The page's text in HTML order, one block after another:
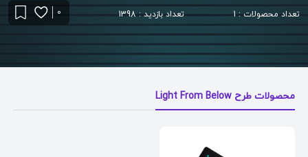
تعداد محصولات : 1 تعداد بازدید : 1398 0
محصولات طرح Light From Below